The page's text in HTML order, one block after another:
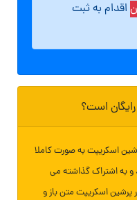
اقدام به ثبت
است؟
اسکریپت به صورت کاملا
و به اشتراک گذاشته می
اسکریپت متن باز و